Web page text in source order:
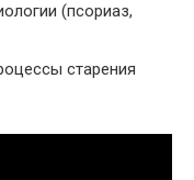
(псориаз,
старения